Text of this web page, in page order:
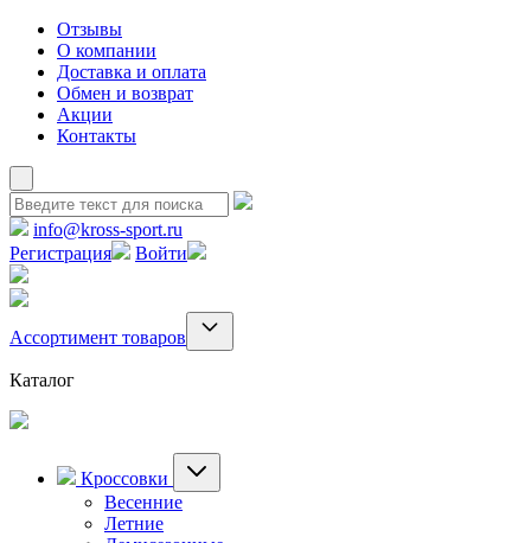
Отзывы
О компании
Доставка и оплата
Обмен и возврат
Акции
Контакты
info@kross-sport.ru
Регистрация
Войти
Ассортимент товаров
Каталог
Кроссовки
Весенние
Летние